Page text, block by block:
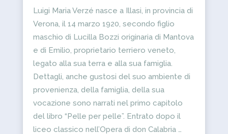
Luigi Maria Verzé nasce a Illasi, in provincia di
Verona, il 14 marzo 1920, secondo figlio
maschio di Lucilla Bozzi originaria di Mantova
e di Emilio, proprietario terriero veneto,
legato alla sua terra e alla sua famiglia.
Dettagli, anche gustosi del suo ambiente di
provenienza, della famiglia, della sua
vocazione sono narrati nel primo capitolo
del libro “Pelle per pelle”. Entrato dopo il
liceo classico nell’Opera di don Calabria …